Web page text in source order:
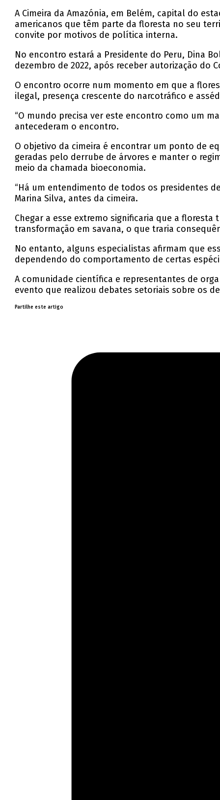
A Cimeira da Amazónia, em Belém, capital do
americanos que têm parte da floresta no seu
convite por motivos de política interna.
No encontro estará a Presidente do Peru, Dina
dezembro de 2022, após receber autorização do
O encontro ocorre num momento em que a
ilegal, presença crescente do narcotráfico e
“O mundo precisa ver este encontro como um
antecederam o encontro.
O objetivo da cimeira é encontrar um ponto de
geradas pelo derrube de árvores e manter o
meio da chamada bioeconomia.
“Há um entendimento de todos os presidentes
Marina Silva, antes da cimeira.
Chegar a esse extremo significaria que a
transformação em savana, o que traria
No entanto, alguns especialistas afirmam que
dependendo do comportamento de certas
A comunidade científica e representantes de
evento que realizou debates setoriais sobre os
Partilhe este artigo